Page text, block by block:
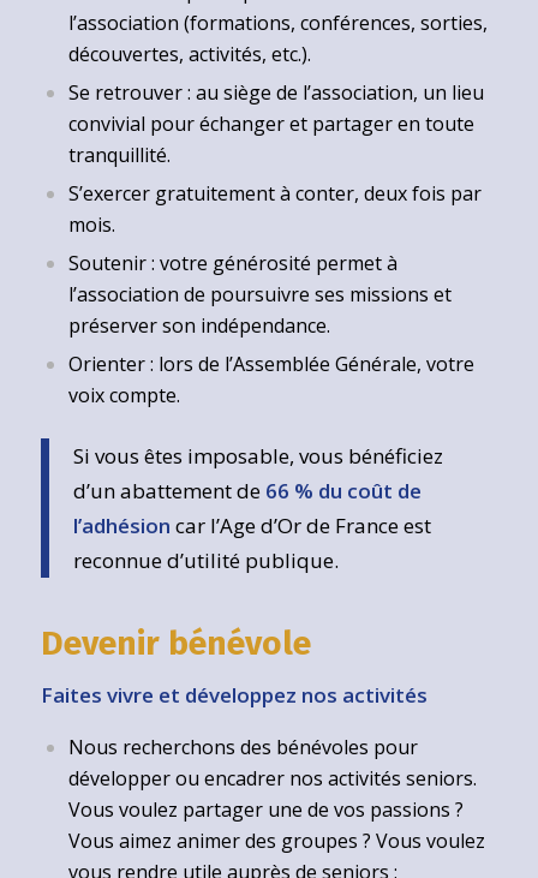
l’association (formations, conférences, sorties,
découvertes, activités, etc.).
Se retrouver : au siège de l’association, un lieu
convivial pour échanger et partager en toute
tranquillité.
S’exercer gratuitement à conter, deux fois par
mois.
Soutenir : votre générosité permet à
l’association de poursuivre ses missions et
préserver son indépendance.
Orienter : lors de l’Assemblée Générale, votre
voix compte.
Si vous êtes imposable, vous bénéficiez
d’un abattement de 66 % du coût de
l’adhésion car l’Age d’Or de France est
reconnue d’utilité publique.
Devenir bénévole
Faites vivre et développez nos activités
Nous recherchons des bénévoles pour
développer ou encadrer nos activités seniors.
Vous voulez partager une de vos passions ?
Vous aimez animer des groupes ? Vous voulez
vous rendre utile auprès de seniors :